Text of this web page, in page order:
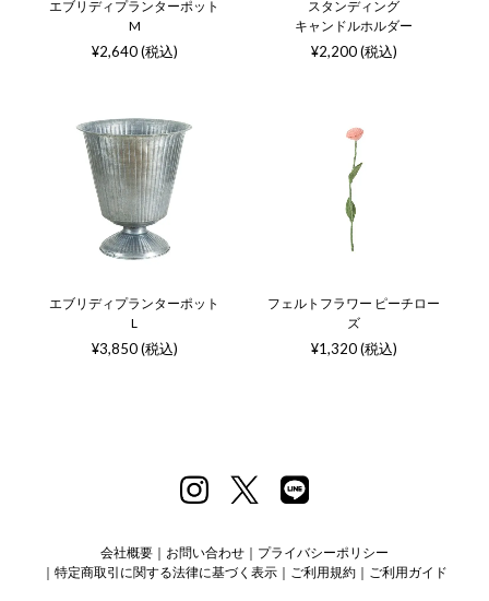
エブリディプランターポット
M
¥2,640 (税込)
スタンディング
キャンドルホルダー
¥2,200 (税込)
エブリディプランターポット
L
¥3,850 (税込)
フェルトフラワー ピーチロー
ズ
¥1,320 (税込)
会社概要 お問い合わせ
プライバシーポリシー
特定商取引に関する法律に基づく表示
ご利用規約 ご利用ガイド